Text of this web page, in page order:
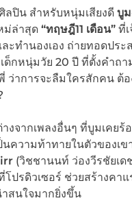
ลปิน สำหรับหนุ่มเสียงดี บู
ม่ล่าสุด “ทฤษฎี11 เดือน” ที่
ะทำนองเอง ถ่ายทอดปร
ด็กหนุ่มวัย 20 ปี ที่ตั้งคำถา
ว่าการจะลืมใครสักคน ต้อ
งจากเพลงอื่นๆ ที่บูมเคยร้
นความท้าทายในตัวของเข
(วิชชานนท์ ว่องวีรชัยเด
รดิวเซอร์ ช่วยสร้างคาแ
สนใจมากยิ่งขึ้น